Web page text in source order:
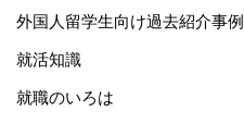
外国人留学生向け過去紹介事例
就活知識
就職のいろは